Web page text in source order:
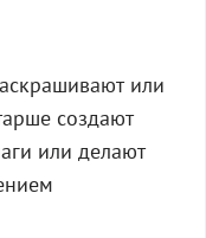
или
создают
или делают